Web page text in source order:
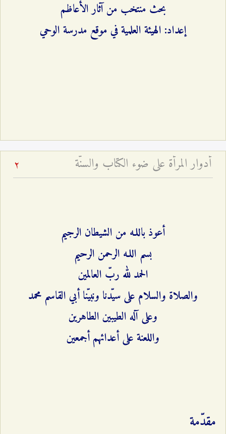
بحث منتخب من آثار الأعاظم
إعداد: الهيئة العلمية في موقع مدرسة الوحي
أدوار المرأة على ضوء الكتاب والسنّة 2
أعوذ باللـه من الشيطان الرجيم
بسم اللـه الرحمن الرحيم
الحمد لله ربّ العالمين
والصلاة والسلام على سيّدنا ونبيّنا أبي القاسم محمد
وعلى آله الطيبين الطاهرين
واللعنة على أعدائهم أجمعين
مقدّمة